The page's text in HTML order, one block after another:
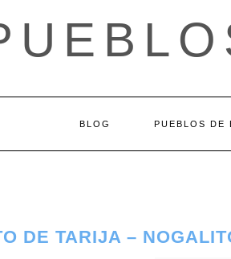
BLOG PUEBLOS DE
DE TARIJA –